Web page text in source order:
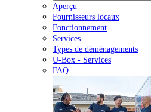
Aperçu
Fournisseurs locaux
Fonctionnement
Services
Types de déménagements
U-Box - Services
FAQ